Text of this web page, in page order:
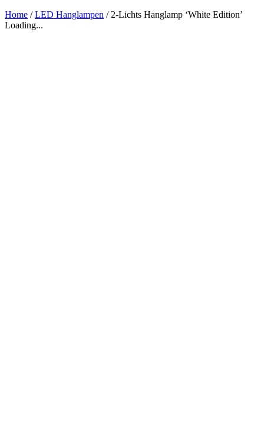
Home /LED Hanglampen / 2-Lichts Hanglamp ‘White Edition’
Loading...